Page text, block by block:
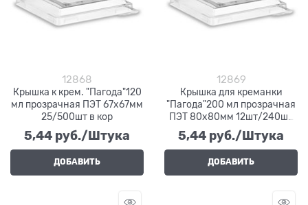
12868
Крышка к крем. "Пагода"120
мл прозрачная ПЭТ 67х67мм
25/500шт в кор
5,44 руб./Штука
ДОБАВИТЬ
12869
Крышка для креманки
"Пагода"200 мл прозрачная
ПЭТ 80х80мм 12шт/240шт
(5008/1)
5,44 руб./Штука
ДОБАВИТЬ